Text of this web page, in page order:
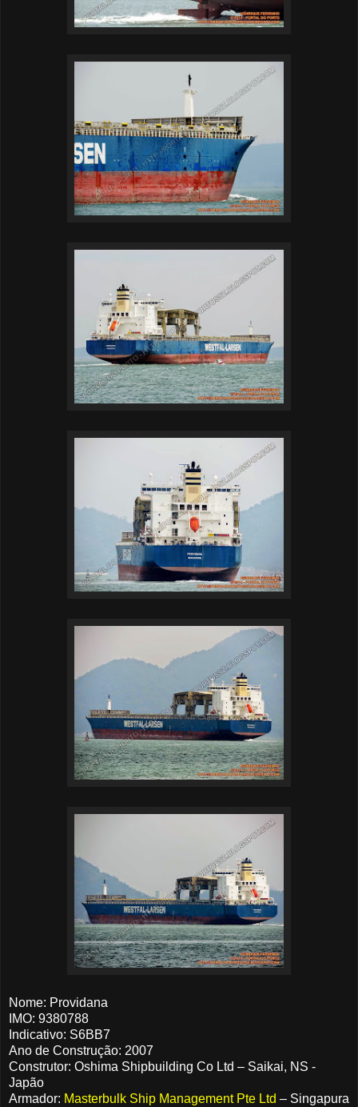
Nome: Providana
IMO: 9380788
Indicativo: S6BB7
Ano de Construção: 2007
Construtor: Oshima Shipbuilding Co Ltd – Saikai, NS -
Japão
Armador: Masterbulk Ship Management Pte Ltd – Singapura